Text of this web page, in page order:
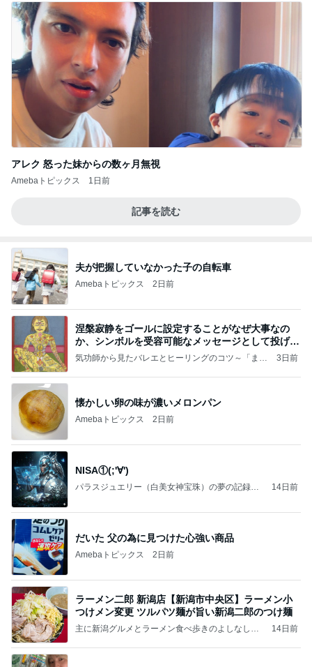
アレク 怒った妹からの数ヶ月無視
Amebaトピックス 1日前
記事を読む
夫が把握していなかった子の自転車
Amebaトピックス 2日前
涅槃寂静をゴールに設定することがなぜ大事なの
か、シンボルを受容可能なメッセージとして投げる
ことが
気功師から見たバレエとヒーリングのコツ～「まと
3日前
懐かしい卵の味が濃いメロンパン
Amebaトピックス 2日前
NISA①(;'∀')
パラスジュエリー（白美女神宝珠）の夢の記録
14日前
だいた 父の為に見つけた心強い商品
Amebaトピックス 2日前
ラーメン二郎 新潟店【新潟市中央区】ラーメン小
つけメン変更 ツルパツ麺が旨い新潟二郎のつけ麺
主に新潟グルメとラーメン食べ歩きのよしなしご
14日前